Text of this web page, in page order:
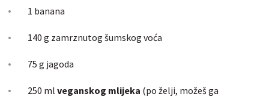
1 banana
140 g zamrznutog šumskog voća
75 g jagoda
250 ml veganskog mlijeka (po želji, možeš ga